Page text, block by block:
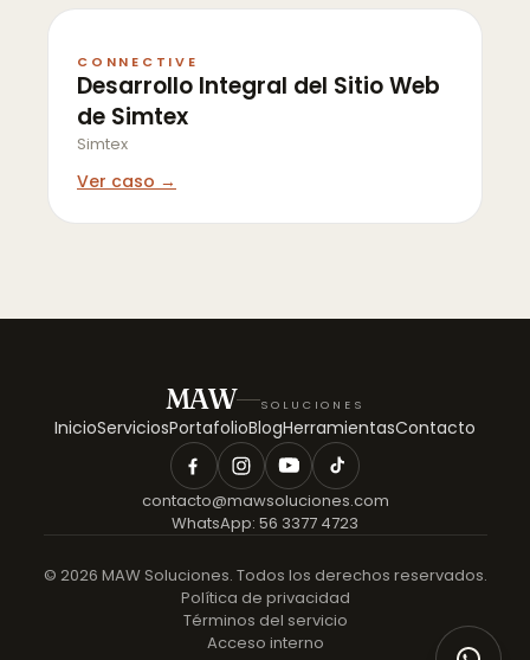
CONNECTIVE
Desarrollo Integral del Sitio Web
de Simtex
Simtex
Ver caso →
MAW SOLUCIONES
InicioServiciosPortafolioBlogHerramientasContacto
contacto@mawsoluciones.com
WhatsApp: 56 3377 4723
© 2026 MAW Soluciones. Todos los derechos reservados.
Política de privacidad
Términos del servicio
Acceso interno